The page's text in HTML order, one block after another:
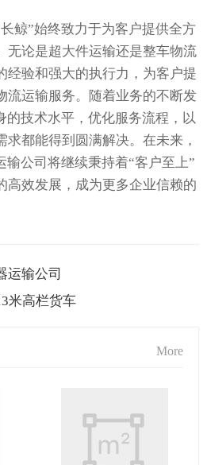
鲸”始终致力于为客户提供全方
无论是超大件运输还是整车物流
经验和强大的执行力，为客户提
流运输服务。随着业务的不断发
的技术水平，优化服务流程，以
都能得到圆满解决。在未来，
输公司将继续秉持着“客户至上”
高效发展，成为更多企业信赖的
运输公司
米高栏货车
More